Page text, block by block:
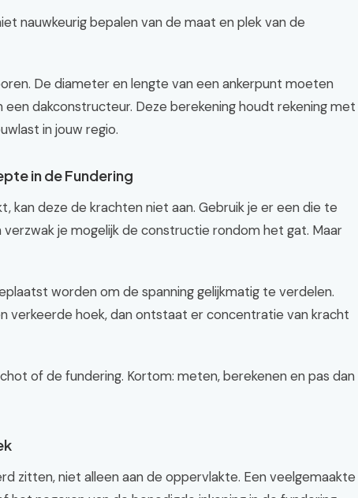
nauwkeurig bepalen van de maat en plek van de
De diameter en lengte van een ankerpunt moeten
een dakconstructeur. Deze berekening houdt rekening met
in jouw regio.
in de Fundering
kan deze de krachten niet aan. Gebruik je er een die te
je mogelijk de constructie rondom het gat. Maar
worden om de spanning gelijkmatig te verdelen.
verkeerde hoek, dan ontstaat er concentratie van kracht
of de fundering. Kortom: meten, berekenen en pas dan
zitten, niet alleen aan de oppervlakte. Een veelgemaakte